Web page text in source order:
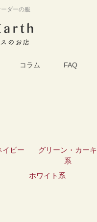
ダーの服
コラム FAQ
イビー
グリーン・カーキ
系
ホワイト系